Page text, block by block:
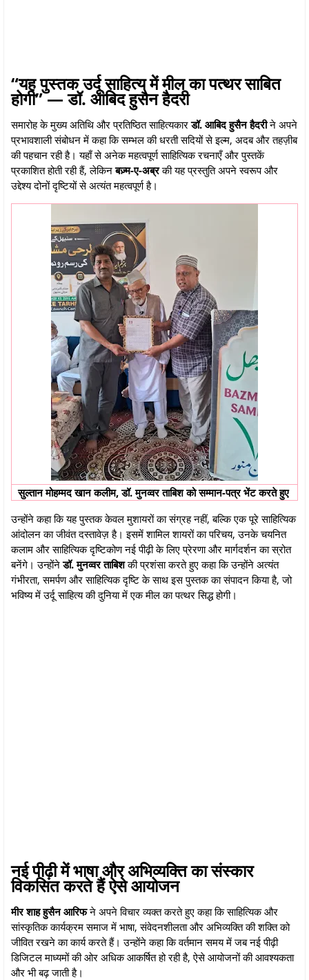
“यह पुस्तक उर्दू साहित्य में मील का पत्थर साबित
होगी” — डॉ. आबिद हुसैन हैदरी
समारोह के मुख्य अतिथि और प्रतिष्ठित साहित्यकारडॉ. आबिद हुसैन हैदरीने अपने
प्रभावशाली संबोधन में कहा कि सम्भल की धरती सदियों से इल्म, अदब और तहज़ीब
की पहचान रही है। यहाँ से अनेक महत्वपूर्ण साहित्यिक रचनाएँ और पुस्तकें
प्रकाशित होती रही हैं, लेकिनबज़्म-ए-अब्रकी यह प्रस्तुति अपने स्वरूप और
उद्देश्य दोनों दृष्टियों से अत्यंत महत्वपूर्ण है।
सुल्तान मोहम्मद खान कलीम, डॉ. मुनव्वर ताबिश को सम्मान-पत्र भेंट करते हुए
उन्होंने कहा कि यह पुस्तक केवल मुशायरों का संग्रह नहीं, बल्कि एक पूरे साहित्यिक
आंदोलन का जीवंत दस्तावेज़ है। इसमें शामिल शायरों का परिचय, उनके चयनित
कलाम और साहित्यिक दृष्टिकोण नई पीढ़ी के लिए प्रेरणा और मार्गदर्शन का स्रोत
बनेंगे। उन्होंनेडॉ. मुनव्वर ताबिशकी प्रशंसा करते हुए कहा कि उन्होंने अत्यंत
गंभीरता, समर्पण और साहित्यिक दृष्टि के साथ इस पुस्तक का संपादन किया है, जो
भविष्य में उर्दू साहित्य की दुनिया में एक मील का पत्थर सिद्ध होगी।
नई पीढ़ी में भाषा और अभिव्यक्ति का संस्कार
विकसित करते हैं ऐसे आयोजन
मीरशाह हुसैन आरिफने अपने विचार व्यक्त करते हुए कहा कि साहित्यिक और
सांस्कृतिक कार्यक्रम समाज में भाषा, संवेदनशीलता और अभिव्यक्ति की शक्ति को
जीवित रखने का कार्य करते हैं। उन्होंने कहा कि वर्तमान समय में जब नई पीढ़ी
डिजिटल माध्यमों की ओर अधिक आकर्षित हो रही है, ऐसे आयोजनों की आवश्यकता
और भी बढ़ जाती है।